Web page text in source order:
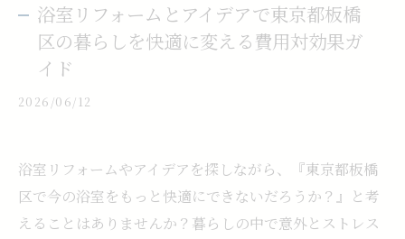
浴室リフォームとアイデアで東京都板橋
区の暮らしを快適に変える費用対効果ガ
イド
2026/06/12
浴室リフォームやアイデアを探しながら、『東京都板橋
区で今の浴室をもっと快適にできないだろうか？』と考
えることはありませんか？暮らしの中で意外とストレス